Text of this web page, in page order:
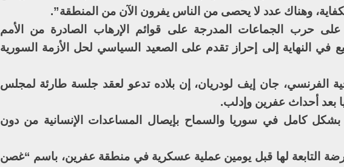
وهناك عدد لا يحصى من الناس يفرون الآن من المنطقة”.
على حرب الجماعات المدرجة على قوائم الإرهاب الصادرة من الأمم
في النهاية إلى إحراز تقدم على الصعيد السياسي لحل الأزمة السورية
الفرنسي، جان إيف لودريان، إن بلاده تدعو لعقد جلسة طارئة لمجلس
بعد أحداث عفرين وإدلب.
كامل في سوريا والسماح بإيصال المساعدات الإنسانية من دون
التابعة لها قبل يومين عملية عسكرية في منطقة عفرين، باسم “غصن